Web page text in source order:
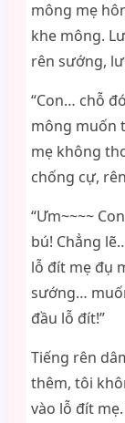
mông mẹ
khe mông.
rên sướng,
“Con… chỗ
mông muốn
mẹ không
chống cự,
“Ưm~~~~
bú! Chẳng
lỗ đít mẹ đụ
sướng…
đầu lỗ đít!”
Tiếng rên
thêm, tôi
vào lỗ đít